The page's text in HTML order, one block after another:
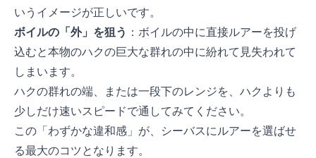
いうイメージが正しいです。
ボイルの「外」を狙う ：ボイルの中に直接ルアーを投げ
込むと本物のハクの巨大な群れの中に紛れて見失われて
しまいます。
ハクの群れの端、または一段下のレンジを、ハクよりも
少しだけ速いスピードで通してみてください。
この「わずかな違和感」が、シーバスにルアーを選ばせ
る最大のコツとなります。